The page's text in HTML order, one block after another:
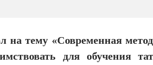
тему «Современная
для обучения